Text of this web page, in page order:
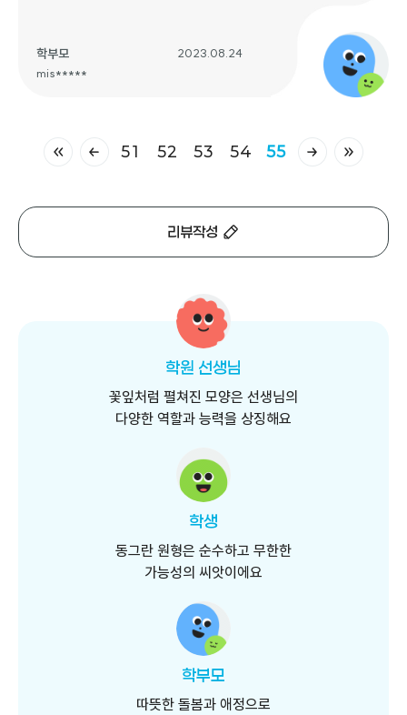
별로 2 종류씩 매일 학습하고 마무리하기로 혼자서 마무리
를 하는데, 혼자서도 무리 없이 풀 수 있고 부담 없이 한 권
을 뚝딱 풀어 낼 수가 있어서 참 좋더라고요. 보통 문장제가
학부모
mis*****
2023.08.24
처음 페이지이전 페이지
51 52 53 54 55 다음 페이지마지막 페
리뷰작성
학원 선생님
꽃잎처럼 펼쳐진 모양은 선생님의
다양한 역할과 능력을 상징해요
학생
동그란 원형은 순수하고 무한한
가능성의 씨앗이에요
학부모
따뜻한 돌봄과 애정으로